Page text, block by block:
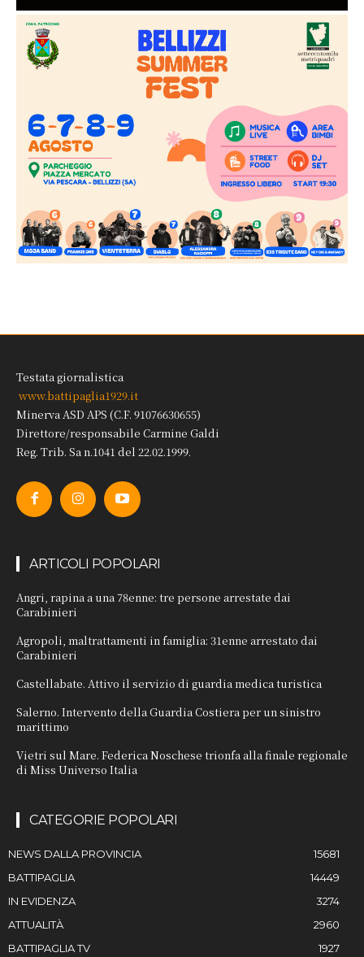
Testata giornalistica
www.battipaglia1929.it
Minerva ASD APS (C.F. 91076630655)
Direttore/responsabile Carmine Galdi
Reg. Trib. Sa n.1041 del 22.02.1999.
ARTICOLI POPOLARI
Angri, rapina a una 78enne: tre persone arrestate dai
Carabinieri
Agropoli, maltrattamenti in famiglia: 31enne arrestato dai
Carabinieri
Castellabate. Attivo il servizio di guardia medica turistica
Salerno. Intervento della Guardia Costiera per un sinistro
marittimo
Vietri sul Mare. Federica Noschese trionfa alla finale regionale
di Miss Universo Italia
CATEGORIE POPOLARI
NEWS DALLA PROVINCIA
15681
BATTIPAGLIA
14449
IN EVIDENZA
3274
ATTUALITÀ
2960
BATTIPAGLIA TV
1927